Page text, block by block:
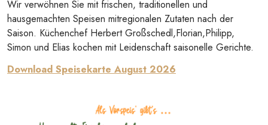
Wir verwöhnen Sie mit frischen, traditionellen und
hausgemachten Speisen mitregionalen Zutaten nach der
Saison. Küchenchef Herbert Großschedl,Florian,Philipp,
Simon und Elias kochen mit Leidenschaft saisonelle Gerichte.
Download Speisekarte August 2026